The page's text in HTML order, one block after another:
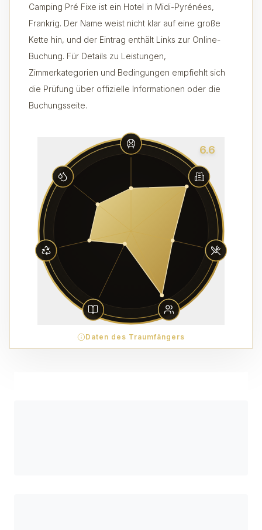
Camping Pré Fixe ist ein Hotel in Midi-Pyrénées,
Frankrig. Der Name weist nicht klar auf eine große
Kette hin, und der Eintrag enthält Links zur Online-
Buchung. Für Details zu Leistungen,
Zimmerkategorien und Bedingungen empfiehlt sich
die Prüfung über offizielle Informationen oder die
Buchungsseite.
6.6
Daten des Traumfängers